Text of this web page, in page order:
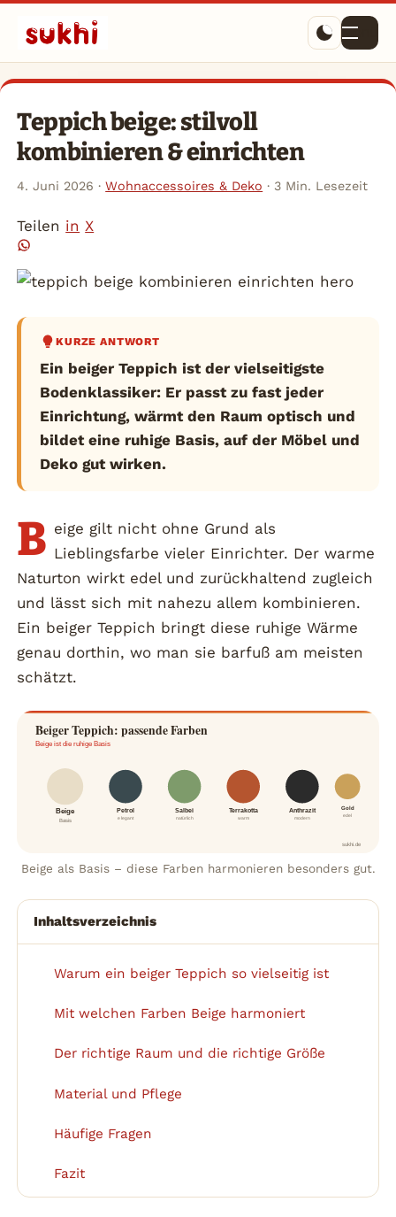
Menü
Teppich beige: stilvoll
kombinieren & einrichten
4. Juni 2026 ·Wohnaccessoires & Deko · 3 Min. Lesezeit
Teilen in X
KURZE ANTWORT
Ein beiger Teppich ist der vielseitigste
Bodenklassiker: Er passt zu fast jeder
Einrichtung, wärmt den Raum optisch und
bildet eine ruhige Basis, auf der Möbel und
Deko gut wirken.
B eige gilt nicht ohne Grund als
Lieblingsfarbe vieler Einrichter. Der warme
Naturton wirkt edel und zurückhaltend zugleich
und lässt sich mit nahezu allem kombinieren.
Ein beiger Teppich bringt diese ruhige Wärme
genau dorthin, wo man sie barfuß am meisten
schätzt.
Beiger Teppich: passende Farben
Beige ist die ruhige Basis
Beige
Basis
Petrol
elegant
Salbei
natürlich
Terrakotta
warm
Anthrazit
modern
Gold
edel
sukhi.de
Beige als Basis – diese Farben harmonieren besonders gut.
Inhaltsverzeichnis
Warum ein beiger Teppich so vielseitig ist
Mit welchen Farben Beige harmoniert
Der richtige Raum und die richtige Größe
Material und Pflege
Häufige Fragen
Fazit